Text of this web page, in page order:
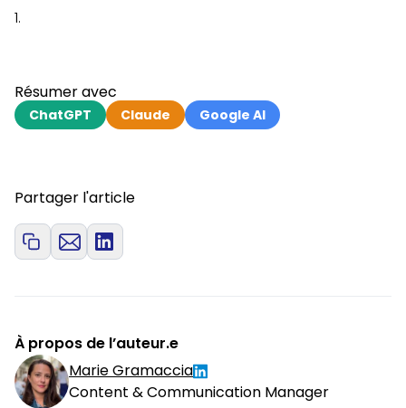
Résumer avec
ChatGPT Claude Google AI
Partager l'article
À propos de l’auteur.e
Marie Gramaccia
Content & Communication Manager